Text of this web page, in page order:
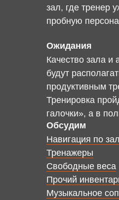
зал, где тренер
пробную
Ожидания
Качество зала
будут
продуктивным
Тренировка
галочки», а в
Навигация по
Тренажеры
Свободные веса
Прочий
Музыкальное
Обсудим